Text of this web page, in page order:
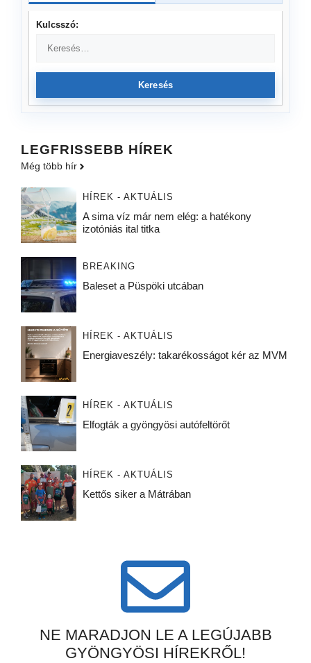
Kulcsszó:
Keresés
LEGFRISSEBB HÍREK
Még több hír
HÍREK - AKTUÁLIS
A sima víz már nem elég: a hatékony
izotóniás ital titka
BREAKING
Baleset a Püspöki utcában
HÍREK - AKTUÁLIS
Energiaveszély: takarékosságot kér az MVM
HÍREK - AKTUÁLIS
Elfogták a gyöngyösi autófeltörőt
HÍREK - AKTUÁLIS
Kettős siker a Mátrában
NE MARADJON LE A LEGÚJABB
GYÖNGYÖSI HÍREKRŐL!